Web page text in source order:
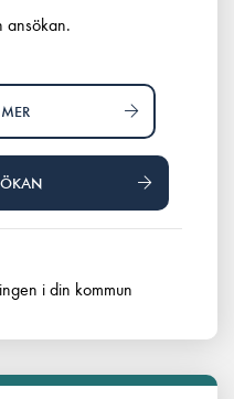
ansökan.
i din kommun